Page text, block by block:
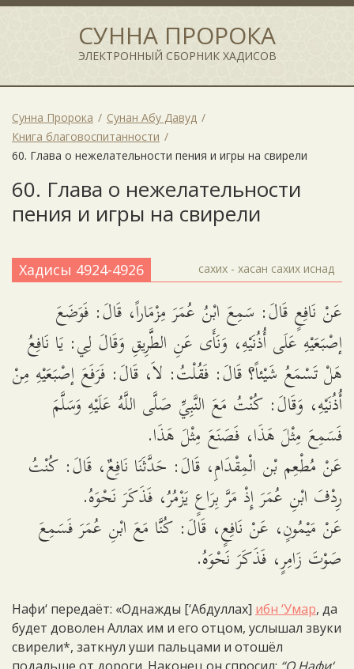
СУННА ПРОРОКА
ЭЛЕКТРОННЫЙ СБОРНИК ХАДИСОВ
Сунна Пророка
Сунан Абу Давуд
Книга благовоспитанности
60. Глава о нежелательности пения и игры на свирели
60. Глава о нежелательности
пения и игры на свирели
Хадисы 4924-4926 сахих - хасан сахих иснад
عَنْ نَافِعٍ قَالَ: سَمِعَ ابْنُ عُمَرَ مِزْمَاراً، قَالَ: فَوَضَعَ
إصْبَعَيْهِ عَلَى أُذُنَيْهِ، وَنَأَى عَنِ الطَّرِيقِ وَقَالَ لِي: يَا نَافِعُ
هَلْ تَسْمَعُ شَيْئاً؟ قَالَ: فَقُلْتُ: لاَ، قَالَ: فَرَفَعَ إصْبَعَيْهِ مِنْ
أُذُنَيْهِ، وَقَالَ: كُنْتُ مَعَ النَّبِيِّ صَلَّى اللَّهُ عَلَيْهِ وَسَلَّمَ
فَسَمِعَ مِثْلَ هَذَا، فَصَنَعَ مِثْلَ هَذَا.
عَنْ مُطْعِم بْن الْمِقْدَامِ، قَالَ: حَدَّثَنَا نَافِعٌ، قَالَ: كُنْتُ
رِدْفَ ابْنِ عُمَرَ إِذْ مَرَّ بِرَاعٍ يَزْمُرُ، فَذَكَرَ نَحْوَهُ.
عَنْ مَيْمُونٍ، عَنْ نَافِعٍ، قَالَ: كُنَّا مَعَ ابْنِ عُمَرَ فَسَمِعَ
صَوْتَ زَامِرٍ، فَذَكَرَ نَحْوَهُ.
Нафи‘ передаёт: «Однажды [‘Абдуллах] ибн ‘Умар, да
будет доволен Аллах им и его отцом, услышал звуки
свирели*, заткнул уши пальцами и отошёл